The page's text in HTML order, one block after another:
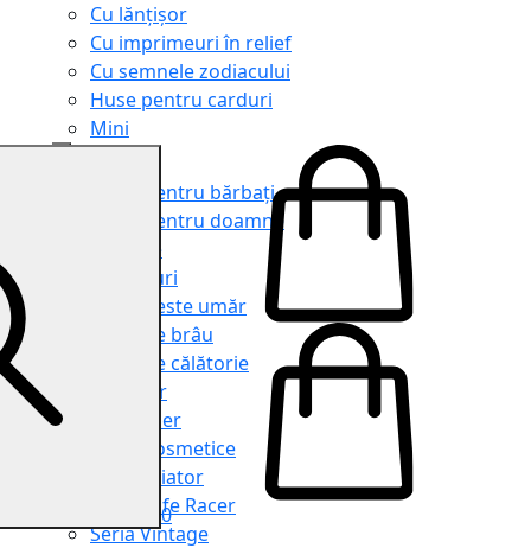
Cu lănțișor
Cu imprimeuri în relief
Cu semnele zodiacului
Huse pentru carduri
Mini
Genți pentru bărbați
Genți pentru doamne
Serviete
Rucsacuri
Genți peste umăr
Genți de brâu
Genți de călătorie
Shopper
Organiser
Truse cosmetice
Seria Aviator
Seria Cafe Racer
Seria Vintage
0